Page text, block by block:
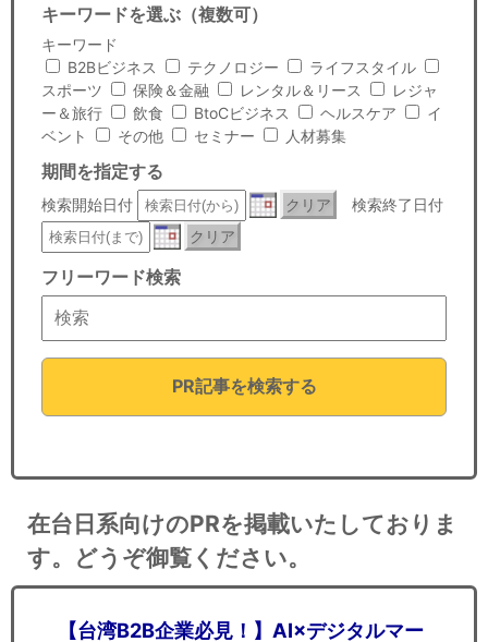
キーワードを選ぶ（複数可）
キーワード
B2Bビジネス
テクノロジー
ライフスタイル
スポーツ
保険＆金融 レンタル＆リース
レジャ
ー＆旅行
飲食 BtoCビジネス ヘルスケア
イ
ベント
その他 セミナー 人材募集
期間を指定する
検索開始日付 クリア
検索終了日付
クリア
フリーワード検索
PR記事を検索する
在台日系向けのPRを掲載いたしておりま
す。どうぞ御覧ください。
【台湾B2B企業必見！】AI×デジタルマー